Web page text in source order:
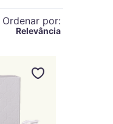
Ordenar por
Relevância